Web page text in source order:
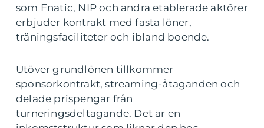
som Fnatic, NIP och andra etablerade aktörer
erbjuder kontrakt med fasta löner,
träningsfaciliteter och ibland boende.
Utöver grundlönen tillkommer
sponsorkontrakt, streaming-åtaganden och
delade prispengar från
turneringsdeltagande. Det är en